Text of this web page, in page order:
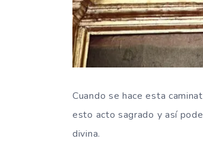
Cuando se hace esta
esto acto sagrado y así
divina.